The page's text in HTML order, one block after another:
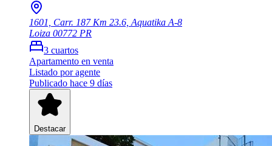
1601, Carr. 187 Km 23.6, Aquatika A-8
Loiza 00772 PR
3 cuartos
Apartamento en venta
Listado por agente
Publicado hace 9 días
Destacar